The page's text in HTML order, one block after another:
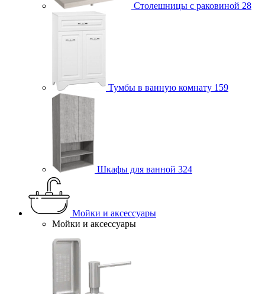
Столешницы с раковиной 28
Тумбы в ванную комнату 159
Шкафы для ванной 324
Мойки и аксессуары
Мойки и аксессуары